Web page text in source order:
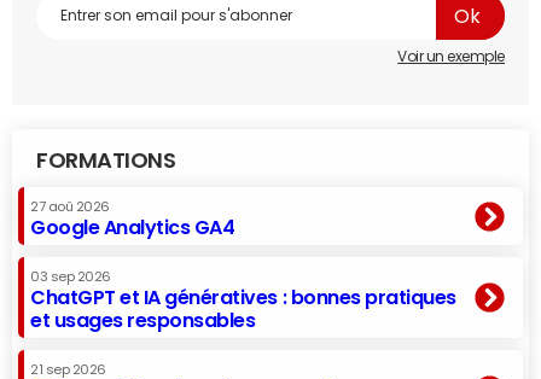
Voir un exemple
FORMATIONS
27 aoû 2026
Google Analytics GA4
03 sep 2026
ChatGPT et IA génératives : bonnes pratiques
et usages responsables
21 sep 2026